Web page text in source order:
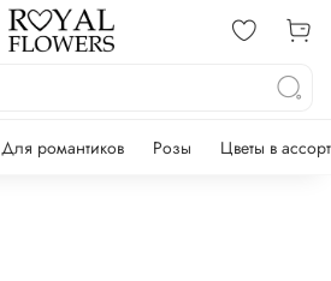
Для романтиков Розы Цветы в